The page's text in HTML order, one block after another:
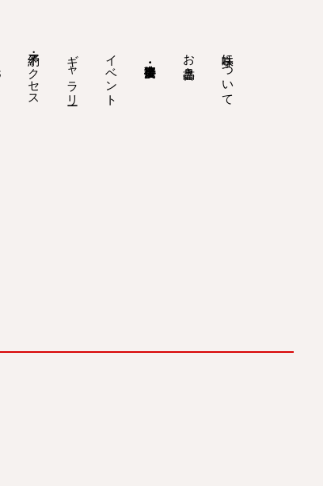
味亭について
お品書き
イベント
ギャラリー
予約・アクセス